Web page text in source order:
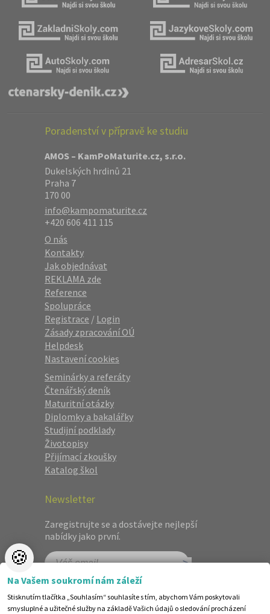
Poradenství v přípravě ke studiu
AMOS – KamPoMaturite.cz, s.r.o.
Dukelských hrdinů 21
Praha 7
170 00
info@kampomaturite.cz
+420 606 411 115
O nás
Kontakty
Jak objednávat
REKLAMA zde
Reference
Spolupráce
Registrace / Login
Zásady zpracování OÚ
Helpdesk
Nastavení cookies
Seminárky a referáty
Čtenářský deník
Maturitní otázky
Diplomky a bakalářky
Studijní podklady
Životopisy
Přijímací zkoušky
Katalog škol
Newsletter
Zaregistrujte se a dostávejte nejlepší
nabídky jako první.
🍪
Na Vašem soukromí nám záleží
Stisknutím tlačítka „Souhlasím“ souhlasíte s tím, abychom Vám poskytovali
smysluplné a užitečné služby na základě Vašich údajů o sledování procházení